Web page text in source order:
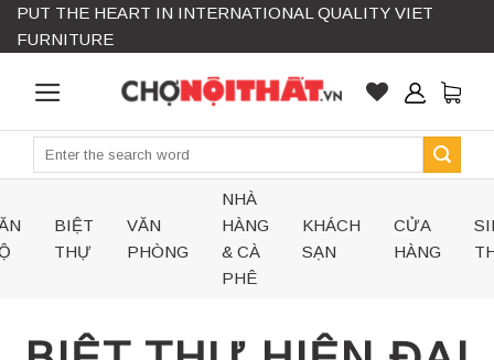
Skip
PUT THE HEART IN INTERNATIONAL QUALITY VIET
FURNITURE
Search
BIỆT
THỰ
VĂN
PHÒNG
NHÀ
HÀNG
& CÀ
PHÊ
KHÁCH
SẠN
CỬA
HÀNG